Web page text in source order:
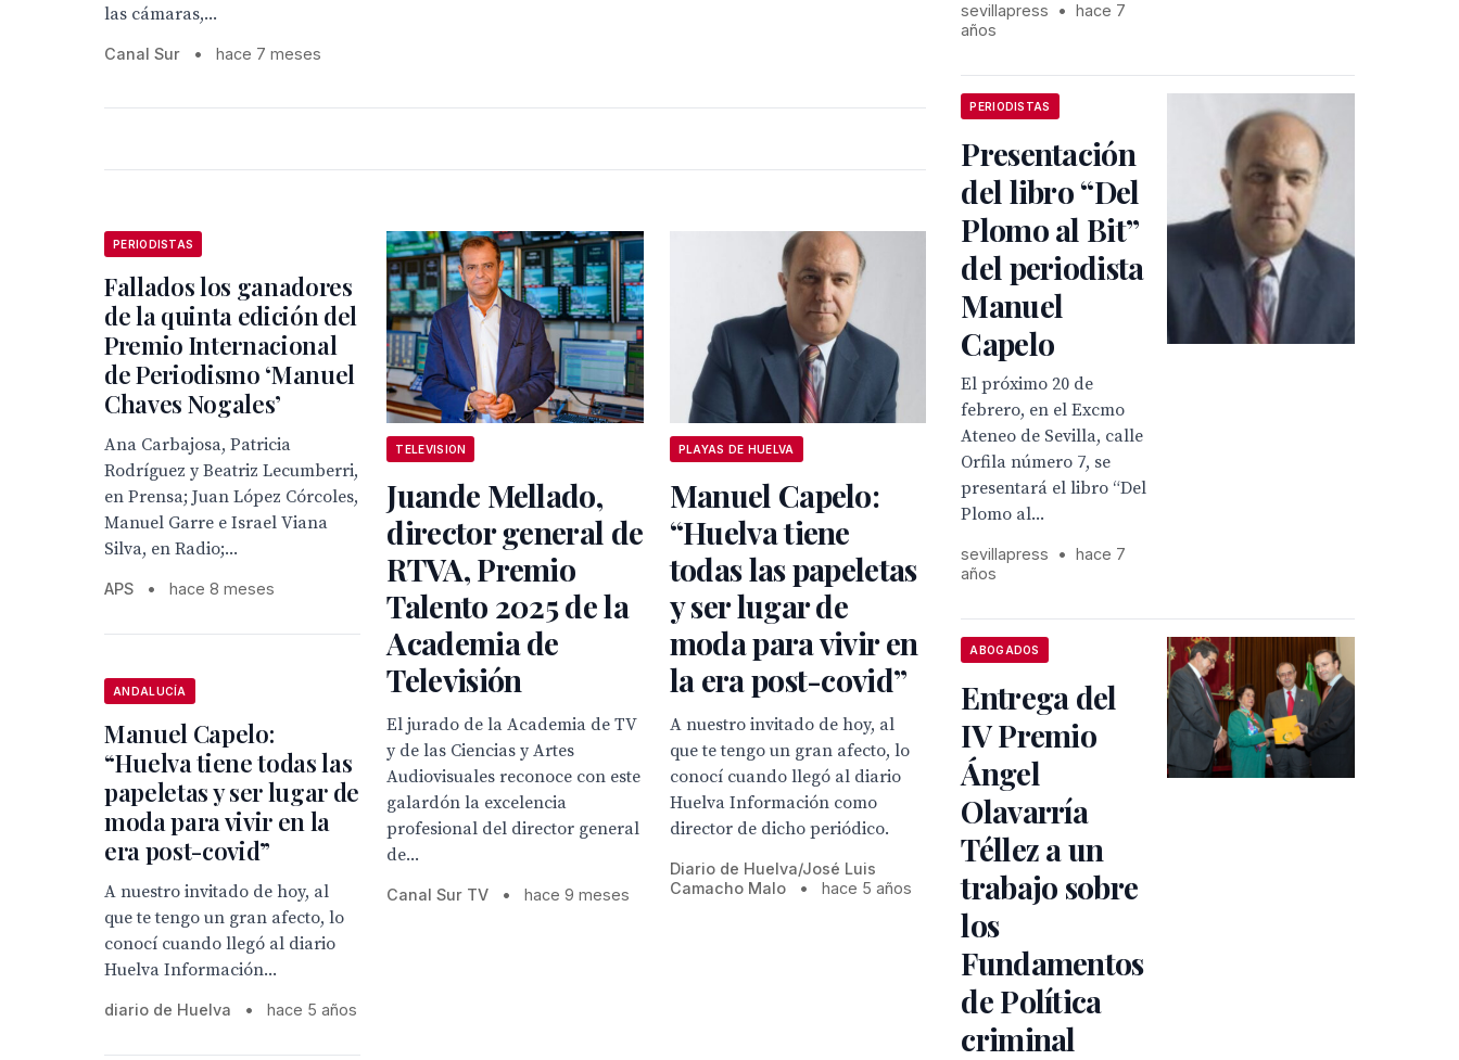
las cámaras,...
Canal Sur • hace 7 meses
PERIODISTAS
Fallados los ganadores
de la quinta edición del
Premio Internacional
de Periodismo ‘Manuel
Chaves Nogales’
Ana Carbajosa, Patricia
Rodríguez y Beatriz Lecumberri,
en Prensa; Juan López Córcoles,
Manuel Garre e Israel Viana
Silva, en Radio;...
APS • hace 8 meses
TELEVISION
Juande Mellado,
director general de
RTVA, Premio
Talento 2025 de la
Academia de
Televisión
El jurado de la Academia de TV
y de las Ciencias y Artes
Audiovisuales reconoce con este
galardón la excelencia
profesional del director general
de...
Canal Sur TV • hace 9 meses
PLAYAS DE HUELVA
Manuel Capelo:
“Huelva tiene
todas las papeletas
y ser lugar de
moda para vivir en
la era post-covid”
A nuestro invitado de hoy, al
que te tengo un gran afecto, lo
conocí cuando llegó al diario
Huelva Información como
director de dicho periódico.
Diario de Huelva/José Luis
Camacho Malo
• hace 5 años
ANDALUCÍA
Manuel Capelo:
“Huelva tiene todas las
papeletas y ser lugar de
moda para vivir en la
era post-covid”
A nuestro invitado de hoy, al
que te tengo un gran afecto, lo
conocí cuando llegó al diario
Huelva Información...
diario de Huelva • hace 5 años
sevillapress •
hace 7
años
PERIODISTAS
Presentación
del libro “Del
Plomo al Bit”
del periodista
Manuel
Capelo
El próximo 20 de
febrero, en el Excmo
Ateneo de Sevilla, calle
Orfila número 7, se
presentará el libro “Del
Plomo al...
sevillapress •
hace 7
años
ABOGADOS
Entrega del
IV Premio
Ángel
Olavarría
Téllez a un
trabajo sobre
los
Fundamentos
de Política
criminal